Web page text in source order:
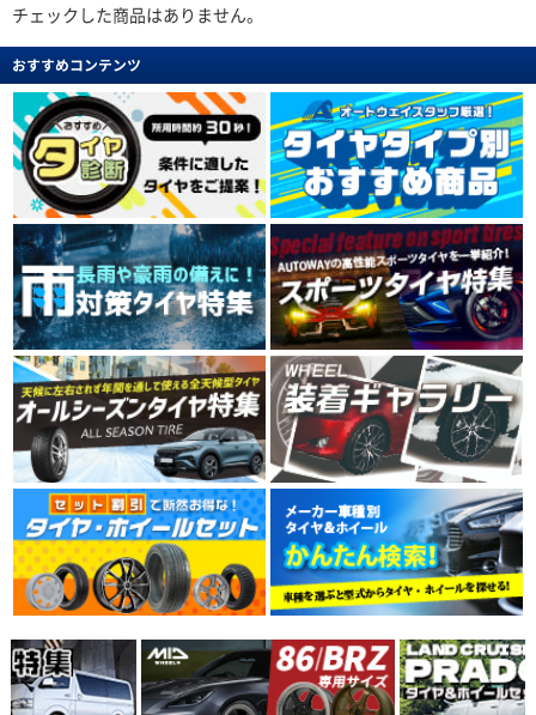
チェックした商品はありません。
おすすめコンテンツ